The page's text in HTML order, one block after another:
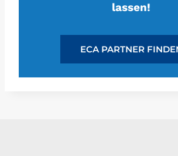
lassen!
ECA PARTNER